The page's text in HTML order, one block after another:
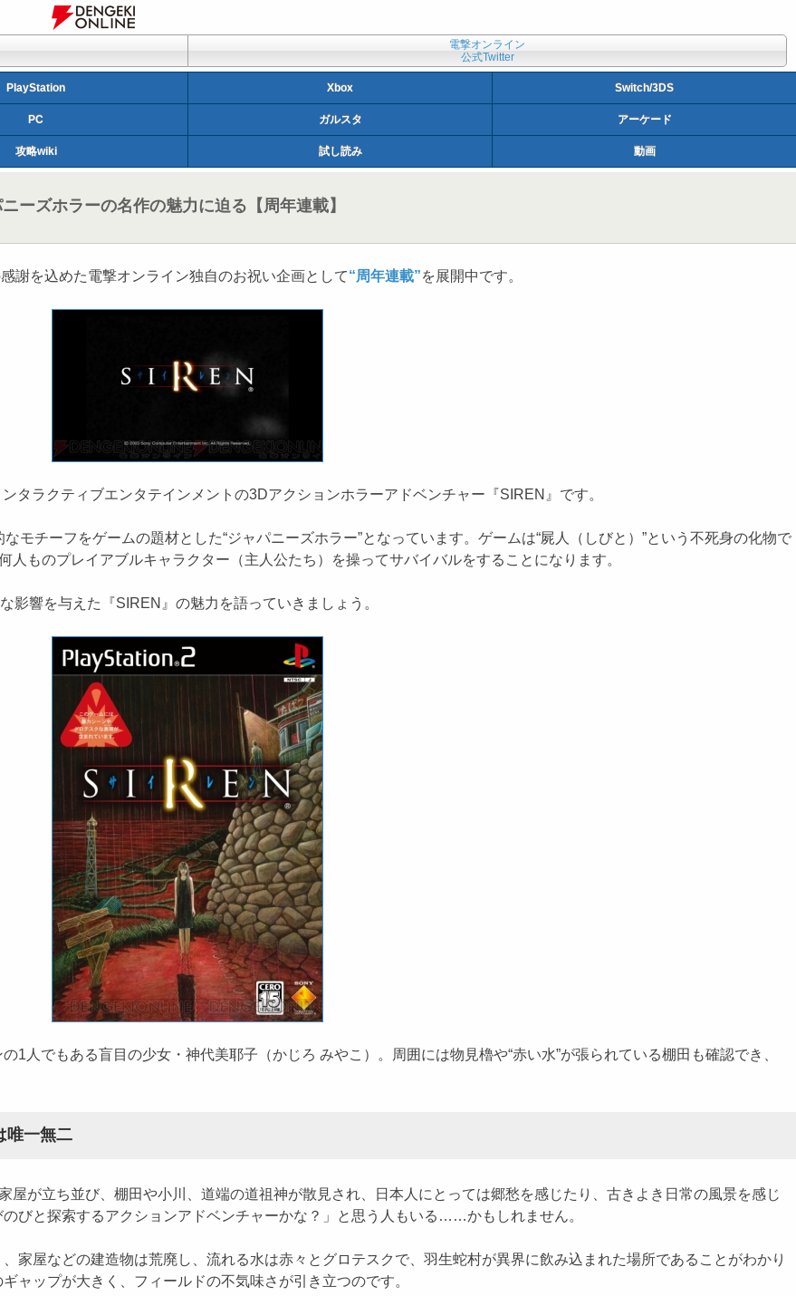
電撃オンライン
公式Twitter
PlayStation Xbox Switch/3DS
PC ガルスタ アーケード
攻略wiki 試し読み 動画
ーズホラーの名作の魅力に迫る【周年連載】
を込めた電撃オンライン独自のお祝い企画として“周年連載”を展開中です。
ラクティブエンタテインメントの3Dアクションホラーアドベンチャー『SIREN』です。
チーフをゲームの題材とした“ジャパニーズホラー”となっています。ゲームは“屍人（しびと）”という不死身の化物で
人ものプレイアブルキャラクター（主人公たち）を操ってサバイバルをすることになります。
響を与えた『SIREN』の魅力を語っていきましょう。
人でもある盲目の少女・神代美耶子（かじろ みやこ）。周囲には物見櫓や“赤い水”が張られている棚田も確認でき、
唯一無二
が立ち並び、棚田や小川、道端の道祖神が散見され、日本人にとっては郷愁を感じたり、古きよき日常の風景を感じ
びと探索するアクションアドベンチャーかな？」と思う人もいる……かもしれません。
屋などの建造物は荒廃し、流れる水は赤々とグロテスクで、羽生蛇村が異界に飲み込まれた場所であることがわかり
ャップが大きく、フィールドの不気味さが引き立つのです。